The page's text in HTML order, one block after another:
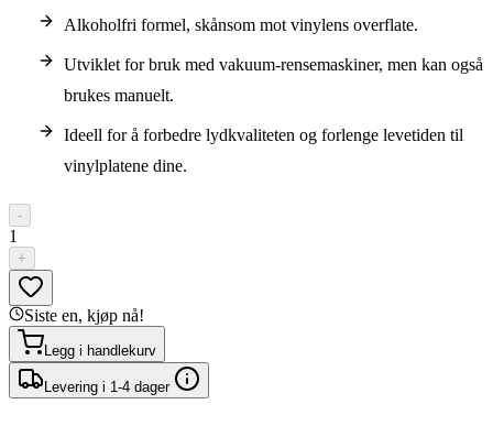
Alkoholfri formel, skånsom mot vinylens overflate.
Utviklet for bruk med vakuum-rensemaskiner, men kan også
brukes manuelt.
Ideell for å forbedre lydkvaliteten og forlenge levetiden til
vinylplatene dine.
-
1
+
Siste en, kjøp nå!
Legg i handlekurv
Levering i 1-4 dager